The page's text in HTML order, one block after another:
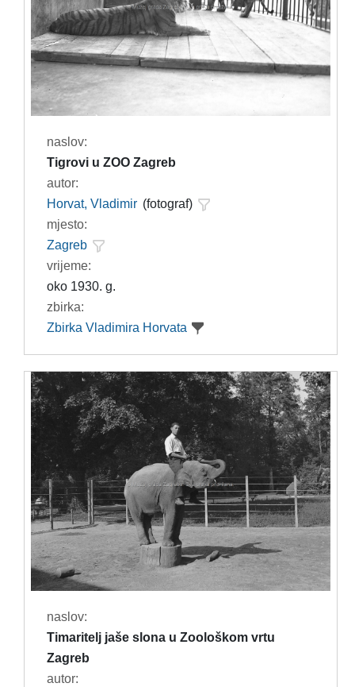
naslov:
Tigrovi u ZOO Zagreb
autor:
Horvat, Vladimir (fotograf)
mjesto:
Zagreb
vrijeme:
oko 1930. g.
zbirka:
Zbirka Vladimira Horvata
naslov:
Timaritelj jaše slona u Zoološkom vrtu
Zagreb
autor: